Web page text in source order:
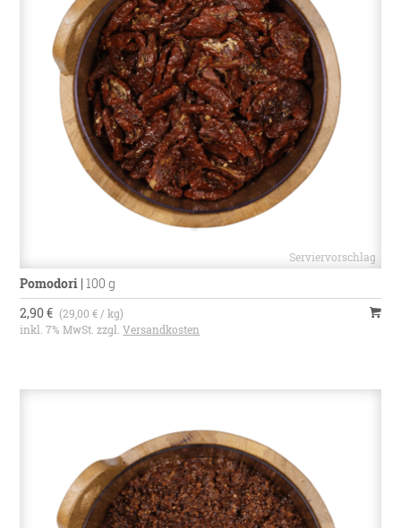
Pomodori |100 g
2,90 € (29,00 € / kg)
inkl. 7% MwSt. zzgl.Versandkosten